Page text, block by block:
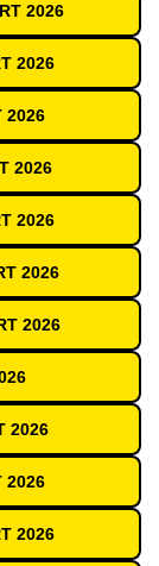
2026
2026
2026
2026
2026
2026
2026
2026
2026
2026